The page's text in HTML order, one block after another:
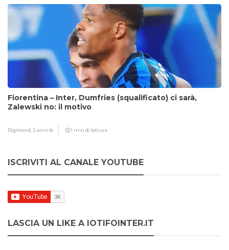
Fiorentina – Inter, Dumfries (squalificato) ci sarà,
Zalewski no: il motivo
Digitrend, 2 anni fa 1 min di lettura
ISCRIVITI AL CANALE YOUTUBE
LASCIA UN LIKE A IOTIFOINTER.IT